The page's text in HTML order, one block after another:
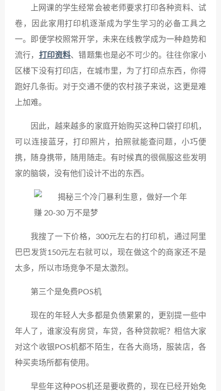
上网课的学生经常会被老师要求打印各种资料、试
卷，因此家用打印机逐渐成为学生学习的必备工具之
一。即便学校照常开学，未来在线教学成为一种趋势和
流行， 打印资料、错题集也是必不可少的。往往你家小
区楼下没有打印店，在城市里，为了打印点东西，你得
跑好几条街。对于交通不便的农村孩子来说，这更是难
上加难。
因此，越来越多的家庭开始购买这种口袋打印机，
可以连接蓝牙，打印照片，拍照就能查问题，小巧便
携，随身携带，随用随走。有时候真的很佩服这些发明
家的脑袋，没有他们设计不出的东西。
我搜了一下价格，300元左右的打印机，通过阿里
巴巴发货150元左右就可以，现在做这个的商家还不是
太多，所以市场竞争不是太激烈。
第三个是免费POS机
现在的年轻人大多都是负债累累的，更别提一些中
年人了，谁家没有房贷，车贷，各种贷款呢？相信大家
对这个收银POS机都不陌生，在各大商场，服装店，各
种买卖场所都有使用。
早些年这种POS机还是要收费的，现在已经开始免